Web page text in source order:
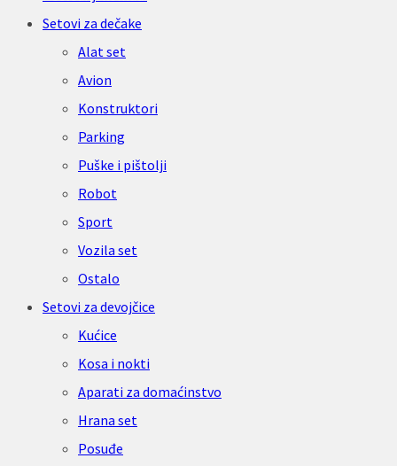
Setovi za dečake
Alat set
Avion
Konstruktori
Parking
Puške i pištolji
Robot
Sport
Vozila set
Ostalo
Setovi za devojčice
Kućice
Kosa i nokti
Aparati za domaćinstvo
Hrana set
Posuđe